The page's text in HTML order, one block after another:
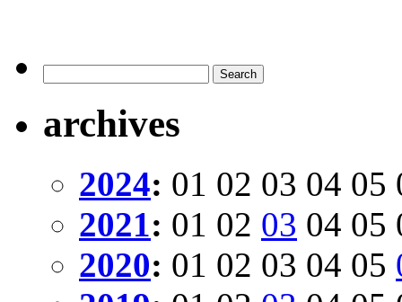
archives
2024: 01 02 03 04 05
2021: 01 02 03 04 05
2020: 01 02 03 04 05